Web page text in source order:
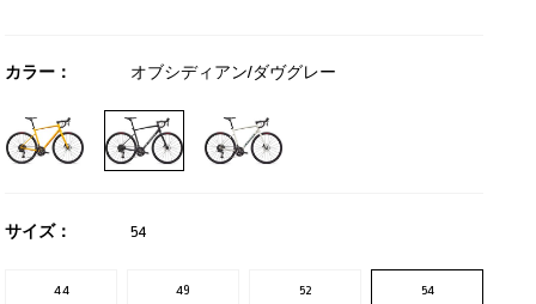
カラー： オブシディアン/ダヴグレー
サイズ： 54
44 49 52 54